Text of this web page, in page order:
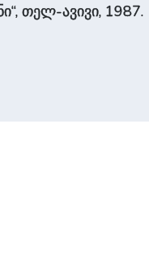
თელ-ავივი, 1987.